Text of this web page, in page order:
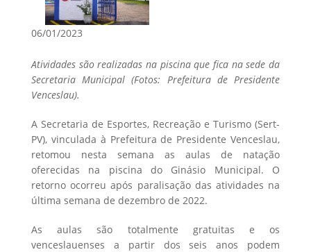
06/01/2023
Atividades são realizadas na piscina que fica na sede da
Secretaria Municipal (Fotos: Prefeitura de Presidente
Venceslau).
A Secretaria de Esportes, Recreação e Turismo (Sert-
PV), vinculada à Prefeitura de Presidente Venceslau,
retomou nesta semana as aulas de natação
oferecidas na piscina do Ginásio Municipal. O
retorno ocorreu após paralisação das atividades na
última semana de dezembro de 2022.
As aulas são totalmente gratuitas e os
venceslauenses a partir dos seis anos podem